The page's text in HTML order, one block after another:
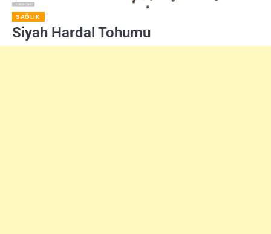
SAĞLIK
Siyah Hardal Tohumu